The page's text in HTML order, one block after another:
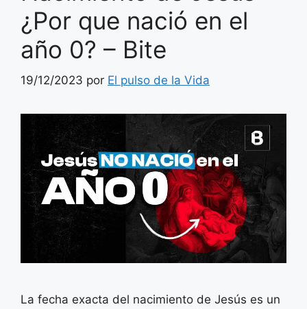
¿Por que nació en el
año 0? – Bite
19/12/2023 por El pulso de la Vida
La fecha exacta del nacimiento de Jesús es un